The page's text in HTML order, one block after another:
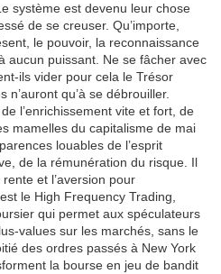
système est devenu leur chose
de se creuser. Qu’importe,
le pouvoir, la reconnaissance
aucun puissant. Ne se fâcher avec
ils vider pour cela le Trésor
qu’à se débrouiller.
l’enrichissement vite et fort, de
mamelles du capitalisme de mai
louables de l’esprit
de la rémunération du risque. Il
et l’aversion pour
le High Frequency Trading,
qui permet aux spéculateurs
values sur les marchés, sans le
des ordres passés à New York
la bourse en jeu de bandit